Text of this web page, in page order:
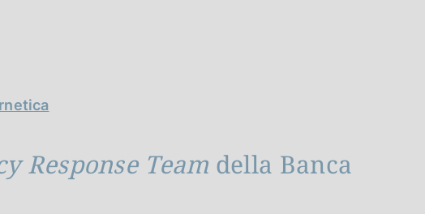
Response Team della Banca